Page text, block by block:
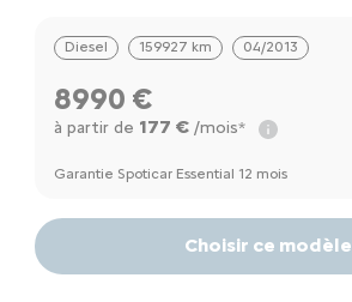
Diesel 159927 km 04/2013
8990 €
à partir de 177 €/mois*
Garantie Spoticar Essential 12 mois
Choisir ce modèle